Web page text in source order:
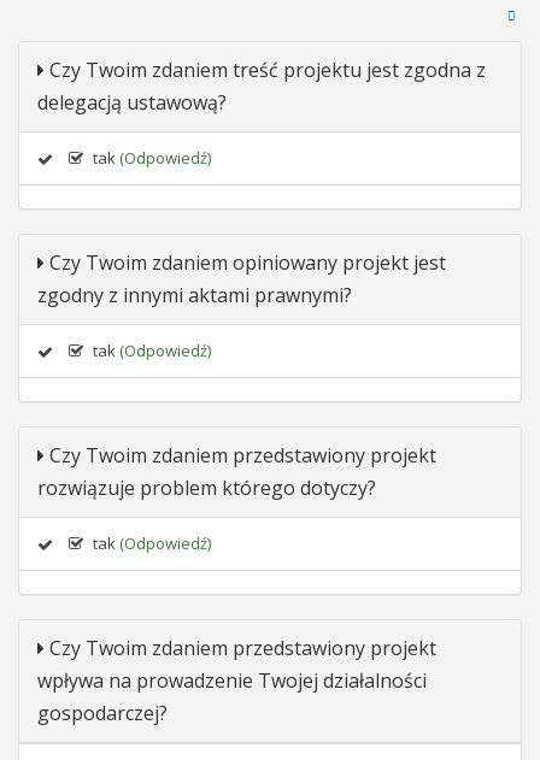
Czy Twoim zdaniem treść projektu jest zgodna z
delegacją ustawową?
tak (Odpowiedź)
Czy Twoim zdaniem opiniowany projekt jest
zgodny z innymi aktami prawnymi?
tak (Odpowiedź)
Czy Twoim zdaniem przedstawiony projekt
rozwiązuje problem którego dotyczy?
tak (Odpowiedź)
Czy Twoim zdaniem przedstawiony projekt
wpływa na prowadzenie Twojej działalności
gospodarczej?